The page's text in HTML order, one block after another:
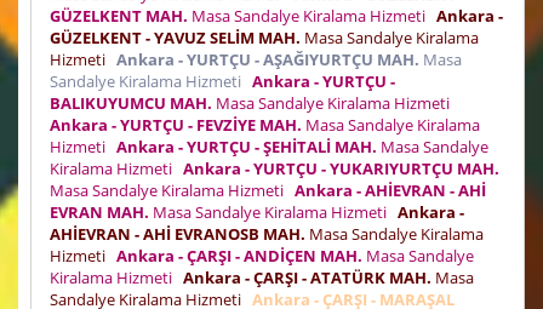
GÜZELKENT MAH. Masa Sandalye Kiralama Hizmeti Ankara -
GÜZELKENT - YAVUZ SELİM MAH. Masa Sandalye Kiralama
Hizmeti Ankara - YURTÇU - AŞAĞIYURTÇU MAH. Masa
Sandalye Kiralama Hizmeti Ankara - YURTÇU -
BALIKUYUMCU MAH. Masa Sandalye Kiralama Hizmeti
Ankara - YURTÇU - FEVZİYE MAH. Masa Sandalye Kiralama
Hizmeti Ankara - YURTÇU - ŞEHİTALİ MAH. Masa Sandalye
Kiralama Hizmeti Ankara - YURTÇU - YUKARIYURTÇU MAH.
Masa Sandalye Kiralama Hizmeti Ankara - AHİEVRAN - AHİ
EVRAN MAH. Masa Sandalye Kiralama Hizmeti Ankara -
AHİEVRAN - AHİ EVRANOSB MAH. Masa Sandalye Kiralama
Hizmeti Ankara - ÇARŞI - ANDİÇEN MAH. Masa Sandalye
Kiralama Hizmeti Ankara - ÇARŞI - ATATÜRK MAH. Masa
Sandalye Kiralama Hizmeti Ankara - ÇARŞI - MARAŞAL